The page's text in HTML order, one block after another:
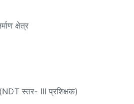
क्षेत्र
स्तर- III प्रशिक्षक)